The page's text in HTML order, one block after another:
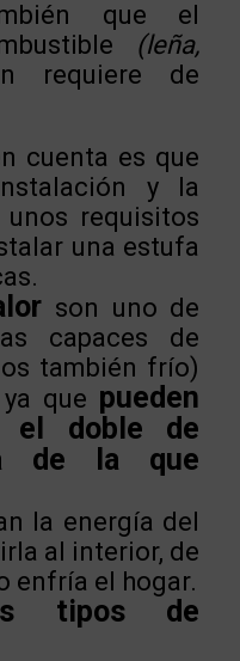
que el
(leña,
requiere de
cuenta es que
y la
requisitos
una estufa
son uno de
capaces de
también frío)
que pueden
el doble de
de la que
la energía del
al interior, de
enfría el hogar.
tipos de